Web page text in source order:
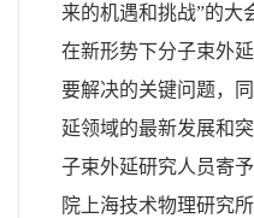
来的机遇和挑战”的大
在新形势下分子束外
要解决的关键问题，
延领域的最新发展和
子束外延研究人员寄
院上海技术物理研究